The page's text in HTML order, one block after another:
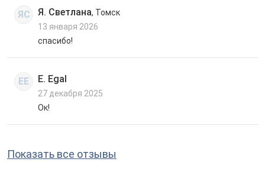
ЯС Я. Светлана, Томск
13 января 2026
спасибо!
EE E. Egal
27 декабря 2025
Ок!
Показать все отзывы